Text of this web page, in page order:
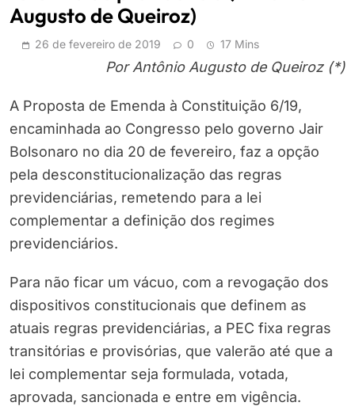
Augusto de Queiroz)
26 de fevereiro de 2019 0 17 Mins
Por Antônio Augusto de Queiroz (*)
A Proposta de Emenda à Constituição 6/19,
encaminhada ao Congresso pelo governo Jair
Bolsonaro no dia 20 de fevereiro, faz a opção
pela desconstitucionalização das regras
previdenciárias, remetendo para a lei
complementar a definição dos regimes
previdenciários.
Para não ficar um vácuo, com a revogação dos
dispositivos constitucionais que definem as
atuais regras previdenciárias, a PEC fixa regras
transitórias e provisórias, que valerão até que a
lei complementar seja formulada, votada,
aprovada, sancionada e entre em vigência.